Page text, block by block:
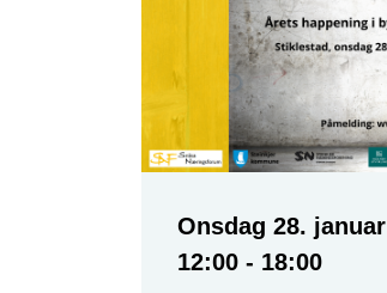
Onsdag 28. januar
12:00 - 18:00